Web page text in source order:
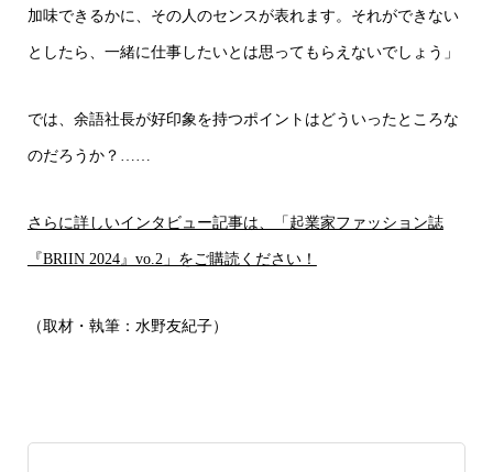
加味できるかに、その人のセンスが表れます。それができない
としたら、一緒に仕事したいとは思ってもらえないでしょう」
では、余語社長が好印象を持つポイントはどういったところな
のだろうか？……
さらに詳しいインタビュー記事は、「起業家ファッション誌
『BRIIN 2024』vo.2」をご購読ください！
（取材・執筆：水野友紀子）